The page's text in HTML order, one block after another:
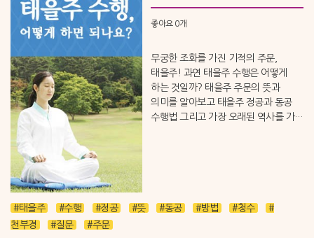
좋아요 0개
무궁한 조화를 가진 기적의 주문,
태을주! 과연 태을주 수행은 어떻게
하는 것일까? 태을주 주문의 뜻과
의미를 알아보고 태을주 정공과 동공
수행법 그리고 가장 오래된 역사를 가진
#태을주 #수행 #정공 #뜻 #동공 #방법 #청수
#
천부경
#질문 #주문